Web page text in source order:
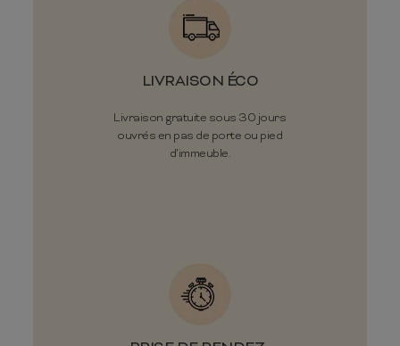
LIVRAISON ÉCO
Livraison gratuite sous 30 jours
ouvrés en pas de porte ou pied
d'immeuble.